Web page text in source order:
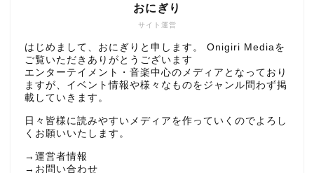
サイト運営
おにぎり
はじめまして、おにぎりと申します。 Onigiri Mediaを
ご覧いただきありがとうございます
エンターテイメント・音楽中心のメディアとなっており
ますが、イベント情報や様々なものをジャンル問わず掲
載していきます。
日々皆様に読みやすいメディアを作っていくのでよろし
くお願いいたします。
→ 運営者情報
→ お問い合わせ